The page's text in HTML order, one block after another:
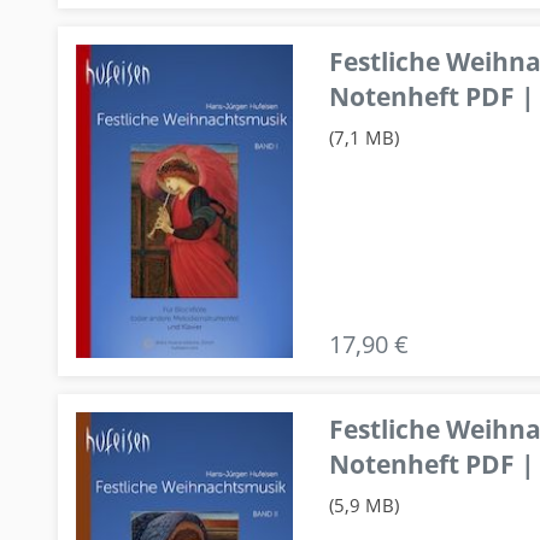
Festliche
Notenheft PDF
(7,1 MB)
17,90 €
Festliche
Notenheft PDF
(5,9 MB)